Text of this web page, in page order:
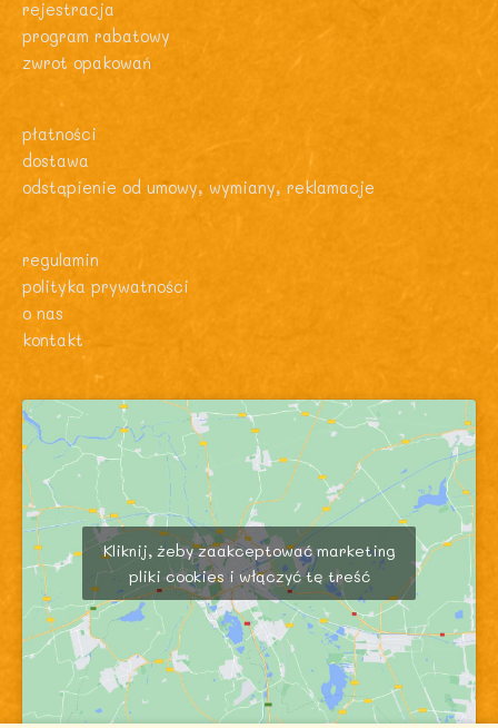
rejestracja
program rabatowy
zwrot opakowań
płatności
dostawa
odstąpienie od umowy, wymiany, reklamacje
regulamin
polityka prywatności
o nas
kontakt
Kliknij, żeby zaakceptować marketing
pliki cookies i włączyć tę treść